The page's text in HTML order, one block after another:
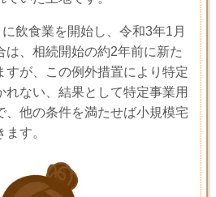
に飲食業を開始し、令和3年1 月
は、相続開始の約2年前に新た
すが、この例外措置により特定
れない、結果として特定事業用
、他の条件を満たせば小規模宅
す。